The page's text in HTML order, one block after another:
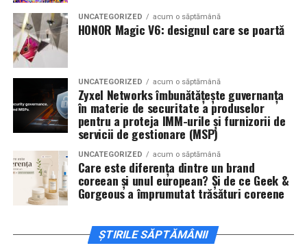
De „Ziua Îndrăgostiților”, pe14 februarie, în Cinema
City Iulius Mall Suceava, de la 18:30, spectatorii sunt
invitați la film alături de regizorul
actoriiSergiu Costache, Vlad si Oana Gherman,
Alexandra Răduță.
Cineplexx Băneasa Shopping City
Bucureștigăzduiește o proiecție specială în prezența
întregii echipe pe15 februarie, de la 17:30.
ÎnCraiova , regizorul Paul Decuși actorii Sergiu
Costache, Azaleea Necula și Oana Gherman vor
Mall pe 16 februarie de la ora 18:00.
UNCATEGORIZED acum o săptămână
HONOR Magic V6: designul care se poartă
UNCATEGORIZED acum o săptămână
Zyxel Networks îmbunătățește guvernanța
în materie de securitate a produselor
pentru a proteja IMM-urile și furnizorii de
servicii de gestionare (MSP)
UNCATEGORIZED acum o săptămână
Care este diferența dintre un brand
coreean și unul european? Și de ce Geek &
Gorgeous a împrumutat trăsături coreene
ȘTIRILE SĂPTĂMÂNII